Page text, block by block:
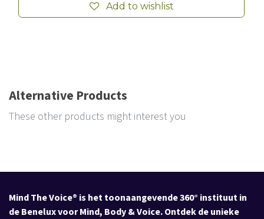
Add to wishlist
Alternative Products
These other products might interest you
Mind The Voice® is het toonaangevende 360° instituut in
de Benelux voor Mind, Body & Voice. Ontdek de unieke